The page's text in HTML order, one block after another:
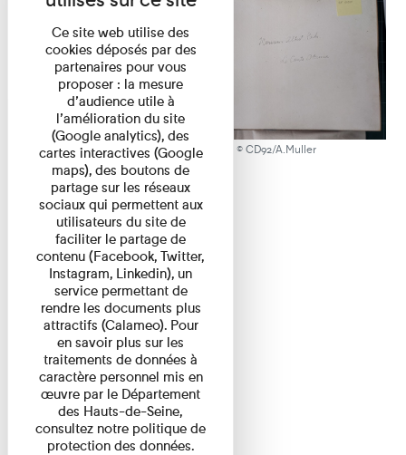
Album Okuma ex-dono, 2024 © CD92/A.Muller
Ce site web utilise des
cookies déposés par des
partenaires pour vous
proposer : la mesure
d’audience utile à
l’amélioration du site
(Google analytics), des
cartes interactives (Google
maps), des boutons de
partage sur les réseaux
sociaux qui permettent aux
utilisateurs du site de
faciliter le partage de
contenu (Facebook, Twitter,
Instagram, Linkedin), un
service permettant de
rendre les documents plus
attractifs (Calameo). Pour
en savoir plus sur les
traitements de données à
caractère personnel mis en
œuvre par le Département
des Hauts-de-Seine,
consultez notre politique de
protection des données.